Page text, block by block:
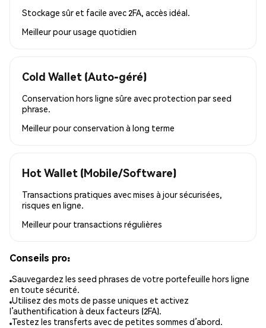
Stockage sûr et facile avec 2FA, accès idéal.
Meilleur pourusage quotidien
Cold Wallet (Auto-géré)
Conservation hors ligne sûre avec protection par seed
phrase.
Meilleur pourconservation à long terme
Hot Wallet (Mobile/Software)
Transactions pratiques avec mises à jour sécurisées,
risques en ligne.
Meilleur pour transactions régulières
Conseils pro:
Sauvegardez les seed phrases de votre portefeuille hors ligne
en toute sécurité.
Utilisez des mots de passe uniques et activez
l’authentification à deux facteurs (2FA).
Testez les transferts avec de petites sommes d’abord.